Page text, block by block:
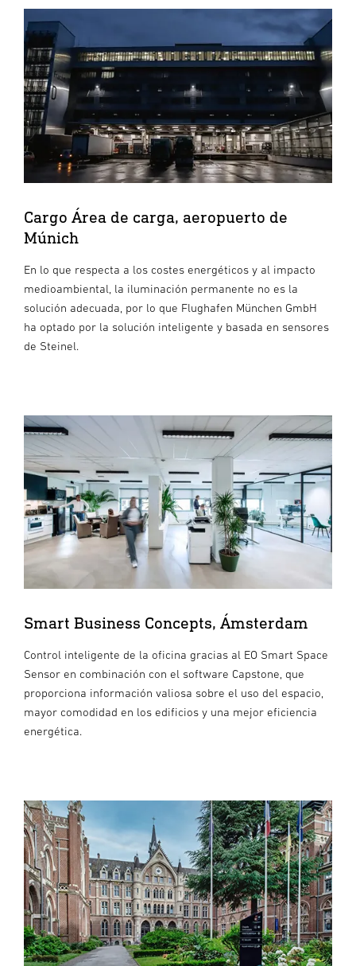
Cargo Área de carga, aeropuerto de
Múnich
En lo que respecta a los costes energéticos y al impacto
medioambiental, la iluminación permanente no es la
solución adecuada, por lo que Flughafen München GmbH
ha optado por la solución inteligente y basada en sensores
de Steinel.
Smart Business Concepts, Ámsterdam
Control inteligente de la oficina gracias al EO Smart Space
Sensor en combinación con el software Capstone, que
proporciona información valiosa sobre el uso del espacio,
mayor comodidad en los edificios y una mejor eficiencia
energética.